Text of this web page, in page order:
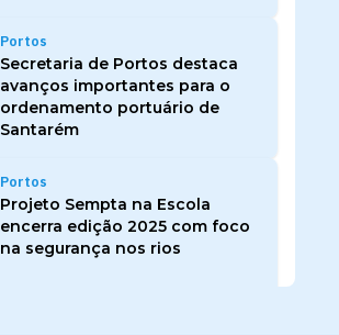
Portos
Secretaria de Portos destaca
avanços importantes para o
ordenamento portuário de
Santarém
Portos
Projeto Sempta na Escola
encerra edição 2025 com foco
na segurança nos rios